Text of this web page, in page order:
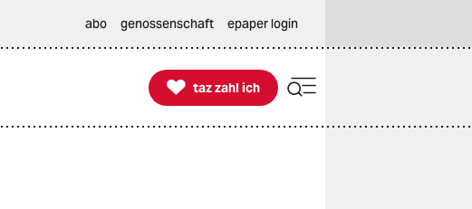
abo genossenschaft epaper login

taz zahl ich
taz zahl ich